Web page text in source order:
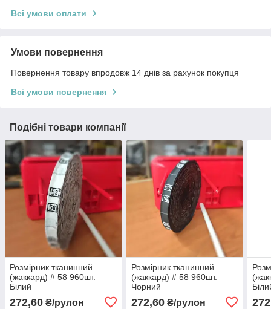
Всі умови оплати
Умови повернення
Повернення товару впродовж 14 днів за рахунок покупця
Всі умови повернення
Подібні товари компанії
Розмірник тканинний
(жаккард) # 58 960шт.
Білий
272,60 ₴/рулон
Розмірник тканинний
(жаккард) # 58 960шт.
Чорний
272,60₴/рулон